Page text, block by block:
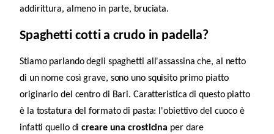
addirittura, almeno in parte, bruciata.
Spaghetti cotti a crudo in padella?
Stiamo parlando degli spaghetti all'assassina che, al netto
di un nome così grave, sono uno squisito primo piatto
originario del centro di Bari. Caratteristica di questo piatto
è la tostatura del formato di pasta: l'obiettivo del cuoco è
infatti quello dicreare una crosticina per dare